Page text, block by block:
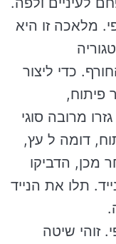
מלאכה זו היא
כדי ליצור
פיתוח,
מרובה סוגי
דומה ל עץ,
מכן, הדביקו
תלו את הנייד
זוהי שיטה